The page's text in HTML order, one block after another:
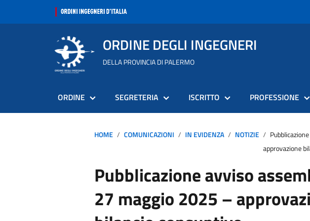
ORDINE DEGLI INGEGNERI
DELLA PROVINCIA DI PALERMO
ORDINE SEGRETERIA ISCRITTO PROFESSIONE
HOME COMUNICAZIONI IN EVIDENZA NOTIZIE
approvazione
Pubblicazione avviso
27 maggio 2025 –